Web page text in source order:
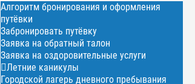
Алгоритм бронирования и оформления
путёвки
Забронировать путёвку
Заявка на обратный талон
Заявка на оздоровительные услуги
Летние каникулы
Городской лагерь дневного пребывания